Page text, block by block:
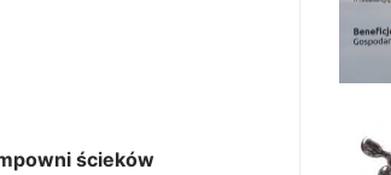
ścieków